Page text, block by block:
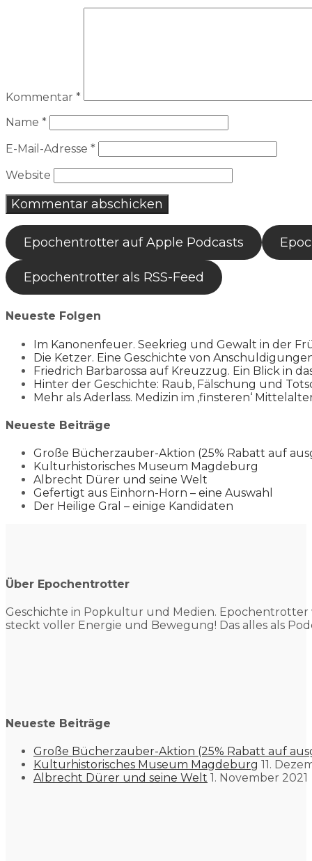
Kommentar *
Name *
E-Mail-Adresse *
Website
Epochentrotter auf Apple Podcasts
Epochentrotter als RSS-Feed
Neueste Folgen
Im Kanonenfeuer. Seekrieg und Gewalt in der
Die Ketzer. Eine Geschichte von
Friedrich Barbarossa auf Kreuzzug. Ein Blick in
Hinter der Geschichte: Raub, Fälschung und
Mehr als Aderlass. Medizin im ‚finsteren‘
Neueste Beiträge
Große Bücherzauber-Aktion (25% Rabatt auf
Kulturhistorisches Museum Magdeburg
Albrecht Dürer und seine Welt
Gefertigt aus Einhorn-Horn – eine Auswahl
Der Heilige Gral – einige Kandidaten
Über Epochentrotter
Geschichte in Popkultur und Medien. Epochentrotter
steckt voller Energie und Bewegung! Das alles als
Neueste Beiträge
Große Bücherzauber-Aktion (25% Rabatt auf
Kulturhistorisches Museum Magdeburg 11.
Albrecht Dürer und seine Welt 1. November 2021